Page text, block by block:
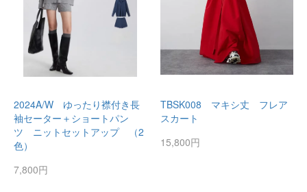
2024A/W ゆったり襟付き長
袖セーター＋ショートパン
ツ ニットセットアップ （2
色）
7,800円
TBSK008 マキシ丈 フレア
スカート
15,800円